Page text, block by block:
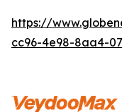
https://
cc96-4e98-8aa4-